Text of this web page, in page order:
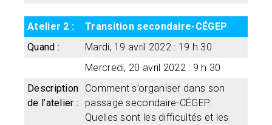
Atelier 2 :
Transition secondaire-CÉGEP
Quand :
Mardi, 19 avril 2022 : 19 h 30
Mercredi, 20 avril 2022 : 9 h 30
Description
de l’atelier :
Comment s’organiser dans son
passage secondaire-CÉGEP.
Quelles sont les difficultés et les